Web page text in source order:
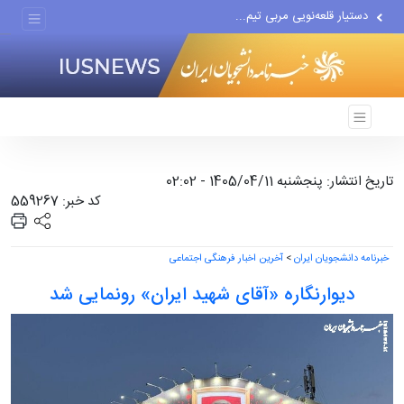
دستیار قلعه‌نویی مربی تیم...
اقتصاددان معروف آمریکایی:...
انتشار اخبار جعلی توسط...
تاریخ انتشار: پنجشنبه 1405/04/11 - 02:02
کد خبر: 559267
خبرنامه دانشجویان ایران> آخرین اخبار فرهنگی اجتماعی
دیوارنگاره «آقای شهید ایران» رونمایی شد